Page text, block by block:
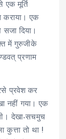
एक मूर्ति
कराया। एक
सजा दिया।
में गुरुजीके
प्रणाम
प्रवेश कर
नहीं गया। एक
देखा-सचमुच
कुत्ता तो था !